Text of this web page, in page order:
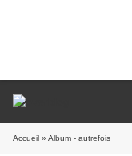
Accueil » Album - autrefois